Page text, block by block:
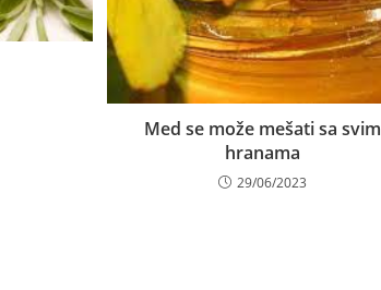
Med se može mešati sa svim
hranama
29/06/2023